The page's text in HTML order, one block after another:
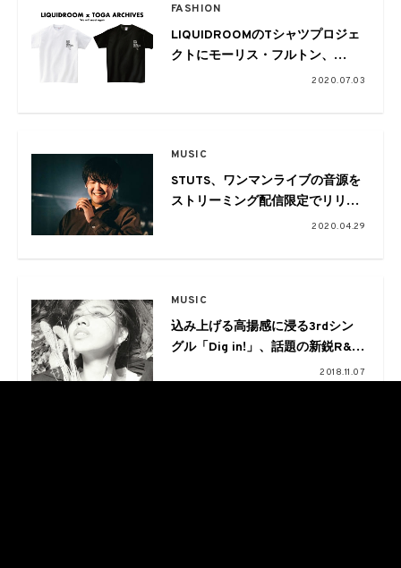
FASHION
LIQUIDROOMのTシャツプロジェ
クトにモーリス・フルトン、
TOGA ARCHIVESがラインナップ
2020.07.03
MUSIC
STUTS、ワンマンライブの音源を
ストリーミング配信限定でリリー
2020.04.29
MUSIC
込み上げる高揚感に浸る3rdシン
グル「Dig in!」、話題の新鋭R&B
アーティスト“Friday Night Plans”
2018.11.07